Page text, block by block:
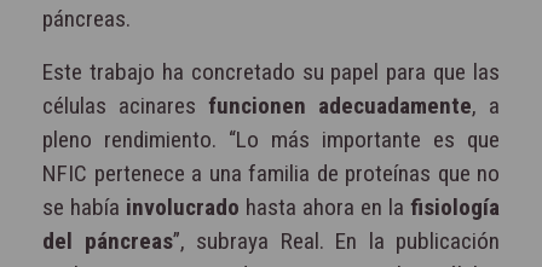
páncreas.
Este trabajo ha concretado su papel para que las
células acinares funcionen adecuadamente, a
pleno rendimiento. “Lo más importante es que
NFIC pertenece a una familia de proteínas que no
se había involucrado hasta ahora en la fisiología
del páncreas”, subraya Real. En la publicación